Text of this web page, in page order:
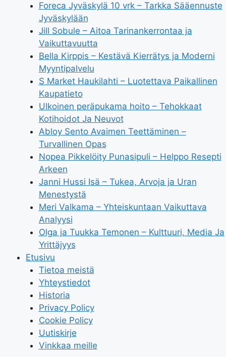
Foreca Jyväskylä 10 vrk – Tarkka Sääennuste
Jyväskylään
Jill Sobule – Aitoa Tarinankerrontaa ja
Vaikuttavuutta
Bella Kirppis – Kestävä Kierrätys ja Moderni
Myyntipalvelu
S Market Haukilahti – Luotettava Paikallinen
Kaupatieto
Ulkoinen peräpukama hoito – Tehokkaat
Kotihoidot Ja Neuvot
Abloy Sento Avaimen Teettäminen –
Turvallinen Opas
Nopea Pikkelöity Punasipuli – Helppo Resepti
Arkeen
Janni Hussi Isä – Tukea, Arvoja ja Uran
Menestystä
Meri Valkama – Yhteiskuntaan Vaikuttava
Analyysi
Olga ja Tuukka Temonen – Kulttuuri, Media Ja
Yrittäjyys
Etusivu
Tietoa meistä
Yhteystiedot
Historia
Privacy Policy
Cookie Policy
Uutiskirje
Vinkkaa meille